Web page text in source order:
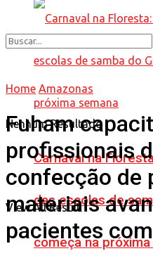
Carnaval na
das escolas de
começa na
Nenhum Resultado
View All Result
Home Amazonas
Fuham
profissionais
confecção de
materiais
pacientes